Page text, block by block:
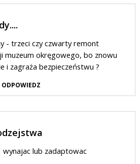
- trzeci czy czwarty remont
muzeum okręgowego, bo znowu
i zagraża bezpieczeństwu ?
ODPOWIEDZ
lub zadaptowac